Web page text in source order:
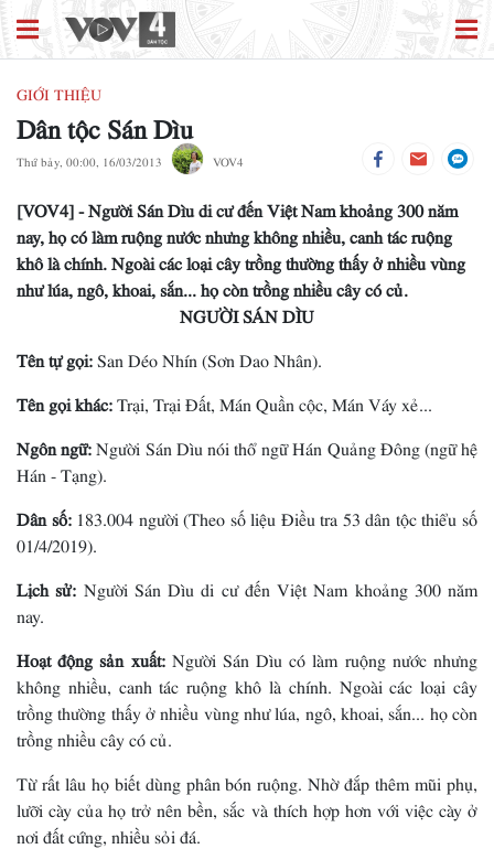
GIỚI THIỆU
Dân tộc Sán Dìu
Thứ bảy, 00:00, 16/03/2013 VOV4
[VOV4] - Người Sán Dìu di cư đến Việt Nam khoảng 300 năm
nay, họ có làm ruộng nước nhưng không nhiều, canh tác ruộng
khô là chính. Ngoài các loại cây trồng thường thấy ở nhiều vùng
như lúa, ngô, khoai, sắn... họ còn trồng nhiều cây có củ.
NGƯỜI SÁN DÌU
Tên tự gọi:San Déo Nhín (Sơn Dao Nhân).
Tên gọi khác:Trại, Trại Ðất, Mán Quần cộc, Mán Váy xẻ...
Ngôn ngữ:Người Sán Dìu nói thổ ngữ Hán Quảng Ðông (ngữ hệ
Hán - Tạng).
Dân số: 183.004 người (Theo số liệu Điều tra 53 dân tộc thiểu số
01/4/2019).
Lịch sử: Người Sán Dìu di cư đến Việt Nam khoảng 300 năm
nay.
Hoạt động sản xuất:Người Sán Dìu có làm ruộng nước nhưng
không nhiều, canh tác ruộng khô là chính. Ngoài các loại cây
trồng thường thấy ở nhiều vùng như lúa, ngô, khoai, sắn... họ còn
trồng nhiều cây có củ.
Từ rất lâu họ biết dùng phân bón ruộng. Nhờ đắp thêm mũi phụ,
lưỡi cày của họ trở nên bền, sắc và thích hợp hơn với việc cày ở
nơi đất cứng, nhiều sỏi đá.